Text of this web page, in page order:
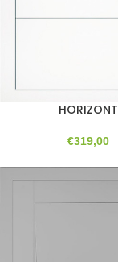
HORIZONT
€319,00